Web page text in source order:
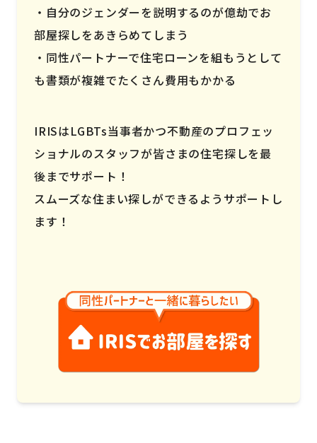
自分のジェンダーを説明するのが億劫でお
部屋探しをあきらめてしまう
同性パートナーで住宅ローンを組もうとして
も書類が複雑でたくさん費用もかかる
IRISはLGBTs当事者かつ不動産のプロフェッ
ショナルのスタッフが皆さまの住宅探しを最
後までサポート！
スムーズな住まい探しができるようサポートし
ます！